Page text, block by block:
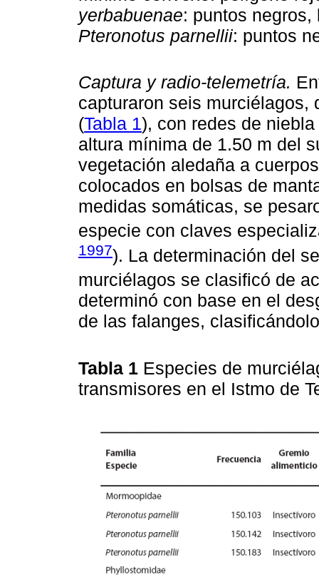
yerbabuenae: puntos
Pteronotus parnellii: puntos
Captura y radio-telemetría.
capturaron seis murciélagos,
(Tabla 1), con redes de
altura mínima de 1.50 m del
vegetación aledaña a
colocados en bolsas de
medidas somáticas, se
especie con claves
1997). La determinación del
murciélagos se clasificó de
determinó con base en el
de las falanges,
Tabla 1 Especies de
transmisores en el Istmo de